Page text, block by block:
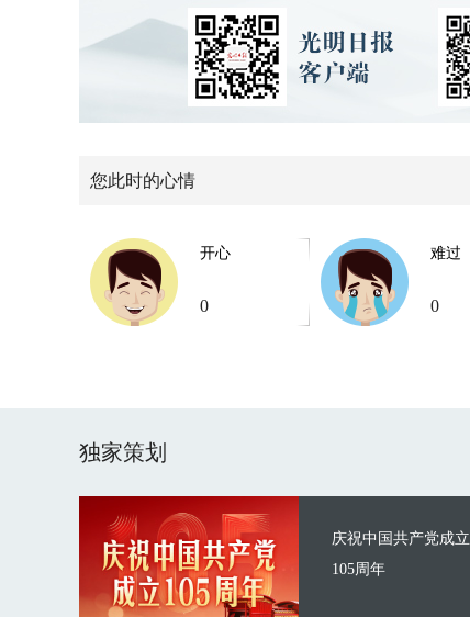
您此时的心情
开心
0
难过
0
独家策划
庆祝中国共产党成立
105周年